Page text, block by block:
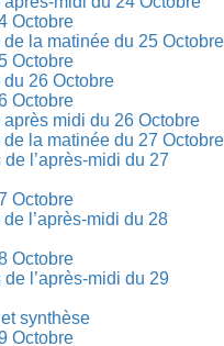
Octobre
de la matinée du 25 Octobre
Octobre
26 Octobre
Octobre
après midi du 26 Octobre
de la matinée du 27 Octobre
de l’après-midi du 27
Octobre
l’après-midi du 28
Octobre
de l’après-midi du 29
synthèse
Octobre